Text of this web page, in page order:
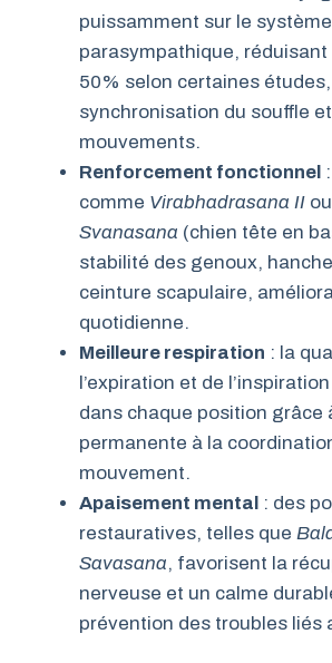
puissamment sur le
parasympathique, réduisant
50% selon certaines
synchronisation du souffle
mouvements.
Renforcement fonctionnel
comme Virabhadrasana II
Svanasana (chien tête en
stabilité des genoux,
ceinture scapulaire,
quotidienne.
Meilleure respiration : la
l’expiration et de
dans chaque position grâce
permanente à la
mouvement.
Apaisement mental : des
restauratives, telles que
Savasana, favorisent la
nerveuse et un calme
prévention des troubles liés